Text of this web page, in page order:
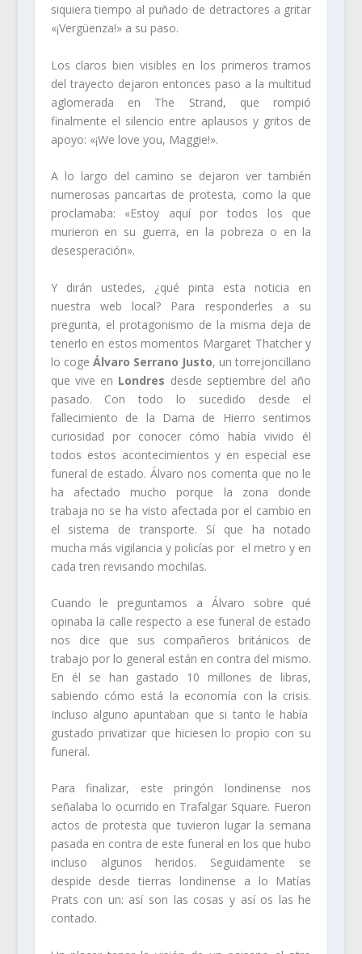
siquiera tiempo al puñado de detractores a gritar
«¡Vergüenza!» a su paso.
Los claros bien visibles en los primeros tramos
del trayecto dejaron entonces paso a la multitud
aglomerada en The Strand, que rompió
finalmente el silencio entre aplausos y gritos de
apoyo: «¡We love you, Maggie!».
A lo largo del camino se dejaron ver también
numerosas pancartas de protesta, como la que
proclamaba: «Estoy aquí por todos los que
murieron en su guerra, en la pobreza o en la
desesperación».
Y dirán ustedes, ¿qué pinta esta noticia en
nuestra web local? Para responderles a su
pregunta, el protagonismo de la misma deja de
tenerlo en estos momentos Margaret Thatcher y
lo coge Álvaro Serrano Justo, un torrejoncillano
que vive en Londres desde septiembre del año
pasado. Con todo lo sucedido desde el
fallecimiento de la Dama de Hierro sentimos
curiosidad por conocer cómo había vivido él
todos estos acontecimientos y en especial ese
funeral de estado. Álvaro nos comenta que no le
ha afectado mucho porque la zona donde
trabaja no se ha visto afectada por el cambio en
el sistema de transporte. Sí que ha notado
mucha más vigilancia y policías por el metro y en
cada tren revisando mochilas.
Cuando le preguntamos a Álvaro sobre qué
opinaba la calle respecto a ese funeral de estado
nos dice que sus compañeros británicos de
trabajo por lo general están en contra del mismo.
En él se han gastado 10 millones de libras,
sabiendo cómo está la economía con la crisis.
Incluso alguno apuntaban que si tanto le había
gustado privatizar que hiciesen lo propio con su
funeral.
Para finalizar, este pringón londinense nos
señalaba lo ocurrido en Trafalgar Square. Fueron
actos de protesta que tuvieron lugar la semana
pasada en contra de este funeral en los que hubo
incluso algunos heridos. Seguidamente se
despide desde tierras londinense a lo Matías
Prats con un: así son las cosas y así os las he
contado.